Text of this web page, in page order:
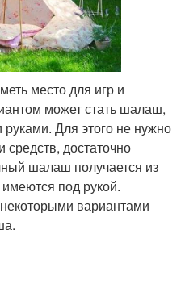
место для игр и
может стать шалаш,
Для этого не нужно
средств, достаточно
шалаш получается из
под рукой.
вариантами